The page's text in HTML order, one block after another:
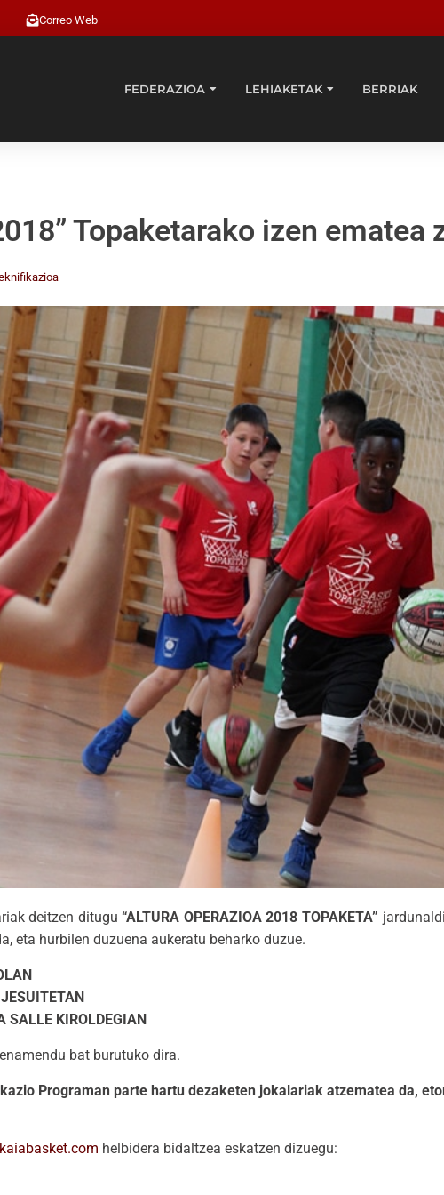
Correo Web
FEDERAZIOA LEHIAKETAK BERRIAK
Topaketarako izen ematea
deitzen ditugu“ALTURA OPERAZIOA 2018 TOPAKETA”
eta hurbilen duzuena aukeratu beharko duzue.
SALLE KIROLDEGIAN
bat burutuko dira.
Programan parte hartu dezaketen jokalariak atzematea da,
helbidera bidaltzea eskatzen dizuegu: